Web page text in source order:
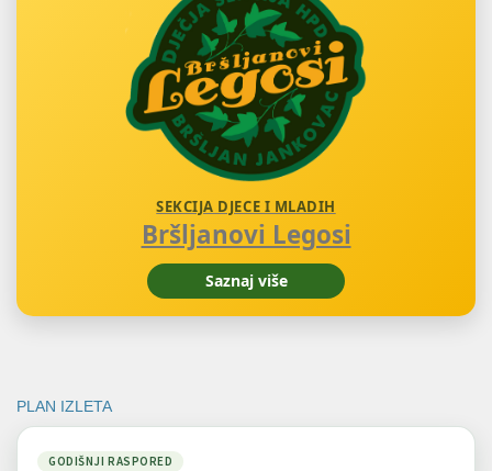
SEKCIJA DJECE I MLADIH
Bršljanovi Legosi
Saznaj više
PLAN IZLETA
GODIŠNJI RASPORED